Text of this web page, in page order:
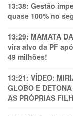
13:38: Gestão
quase 100% no
13:29: MAMATA
vira alvo da PF
49 milhões!
13:21: VÍDEO:
GLOBO E
AS PRÓPRIAS